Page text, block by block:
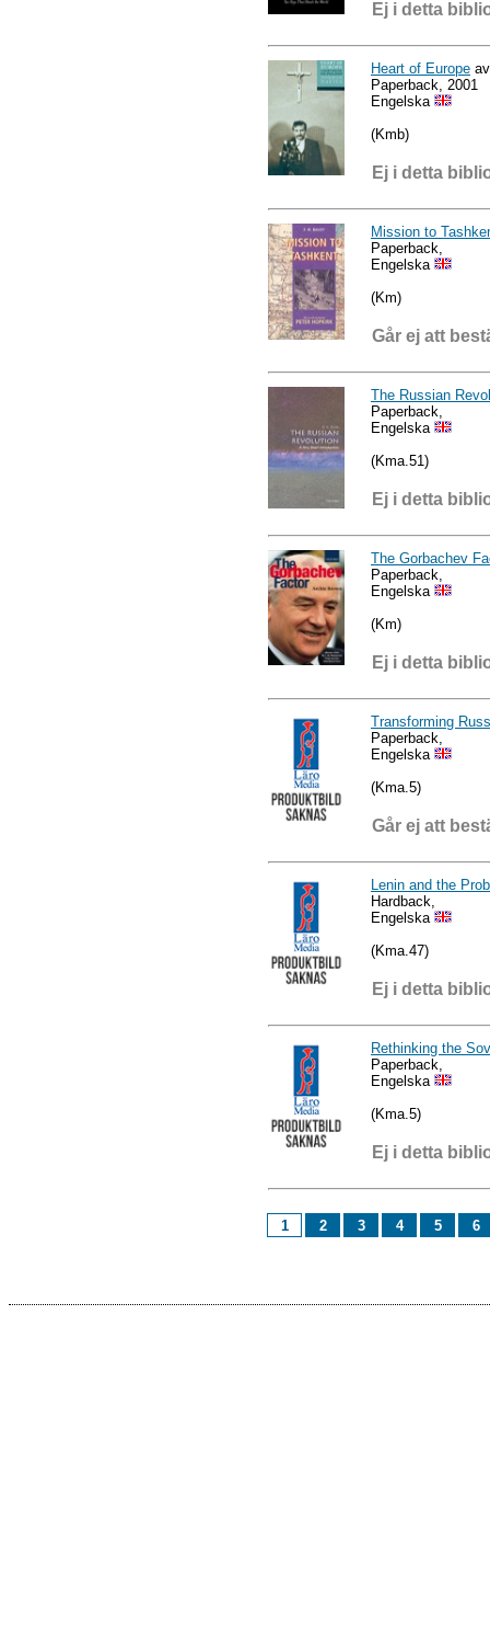
Ej i detta
Heart of Europe
Paperback, 2001
Engelska
(Kmb)
Ej i detta
Mission to
Paperback,
Engelska
(Km)
Går ej att
The Russian
Paperback,
Engelska
(Kma.51)
Ej i detta
The Gorbachev
Paperback,
Engelska
(Km)
Ej i detta
Transforming
Paperback,
Engelska
(Kma.5)
Går ej att
Lenin and the
Hardback,
Engelska
(Kma.47)
Ej i detta
Rethinking the
Paperback,
Engelska
(Kma.5)
Ej i detta
1 2 3 4 5 6